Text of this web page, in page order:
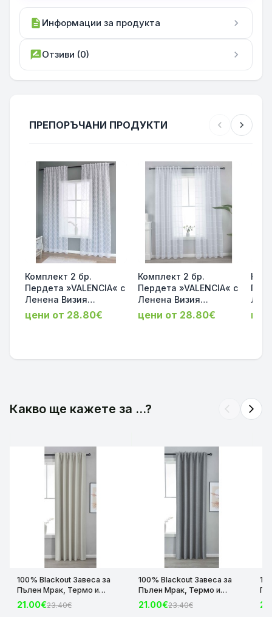
description Информации за продукта chevron_right
rate_reviewОтзиви (0) chevron_right
ПРЕПОРЪЧАНИ ПРОДУКТИ chevron_left chevron_right
Комплект 2 бр.
Пердета »VALENCIA« с
Ленена Визия
Прозрачни, за Релса и
Тръбен Корниз
цени от 28.80€
Комплект 2 бр.
Пердета »VALENCIA« с
Ленена Визия
прозрачни, за Релса и
Тръбен Корниз
цени от 28.80€
Какво ще кажете за ...? arrow_back_ios arrow_forward_ios
100% Blackout Завеса за
Пълен Мрак, Термо и
Шумоизолираща с коланче
цвят Крем, 175х140 и
21.00€23.40€
100% Blackout Завеса за
Пълен Мрак, Термо и
Шумоизолираща с коланче
цвят Сив, 175х140 и
21.00€23.40€